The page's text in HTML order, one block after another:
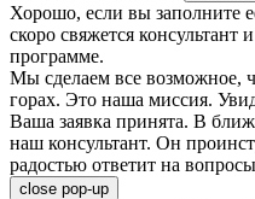
Хорошо, если вы заполните
скоро свяжется консультант
программе.
Мы сделаем все возможное,
горах. Это наша миссия.
Ваша заявка принята. В
наш консультант. Он
радостью ответит на
close pop-up